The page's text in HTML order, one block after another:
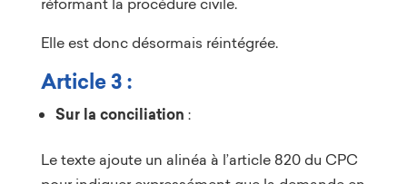
Elle est donc désormais réintégrée.
Article 3 :
Sur la conciliation :
Le texte ajoute un alinéa à l’article 820 du CPC